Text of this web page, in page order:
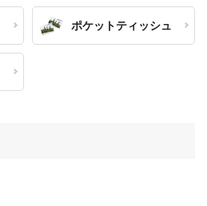
ポケットティッシュ